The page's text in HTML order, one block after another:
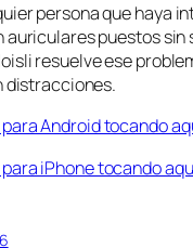
persona que haya
puestos sin
resuelve ese
distracciones.
Android tocando
iPhone tocando